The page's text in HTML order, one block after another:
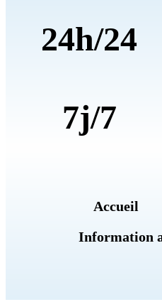
24h/24
7j/7
Accueil
Information